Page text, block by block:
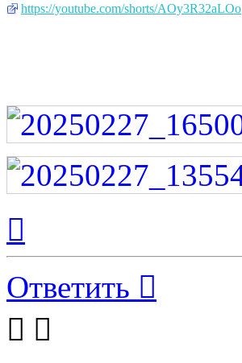
https://youtube.com/shorts/AOy3R32aLOo
началу
Ответить